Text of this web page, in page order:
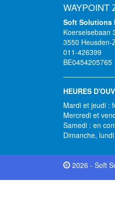
WAYPOINT
Soft Solutions
Koerselsebaan
3550 Heusden-
011-426399
BE0454205765
HEURES
Mardi et jeudi :
Mercredi et
Samedi : en
Dimanche,
2026 - Soft